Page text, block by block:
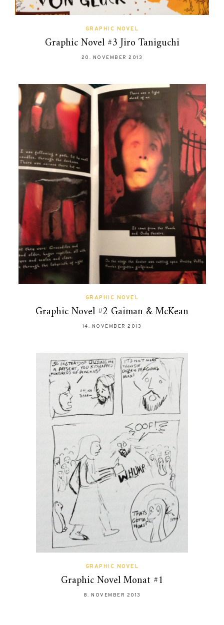
GRAPHIC NOVEL
Graphic Novel #3 Jiro Taniguchi
20. NOVEMBER 2013
GRAPHIC NOVEL
Graphic Novel #2 Gaiman & McKean
14. NOVEMBER 2013
GRAPHIC NOVEL
Graphic Novel Monat #1
8. NOVEMBER 2013